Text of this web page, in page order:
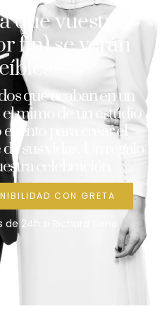
que vuestros
fin) se verán
que acaban en un
mimo de un estudio
para crear el
sus vidas. Un regalo
celebración.
CON GRETA
24h si Richard tiene